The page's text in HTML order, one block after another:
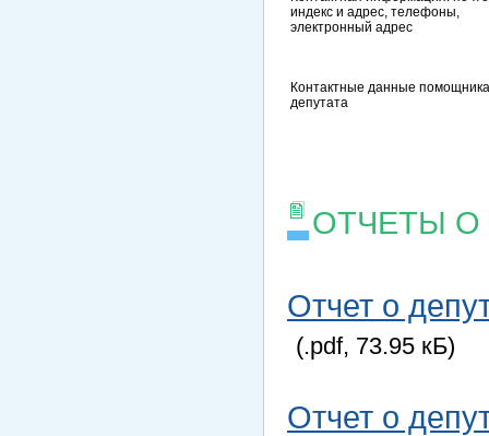
индекс и адрес, телефоны,
электронный адрес
Контактные данные помощника
депутата
ОТЧЕТЫ О
Отчет о
(.pdf, 73.95 кБ)
Отчет о